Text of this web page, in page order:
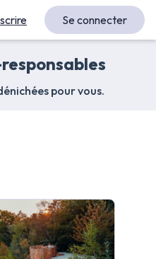
Se connecter
pour vous.